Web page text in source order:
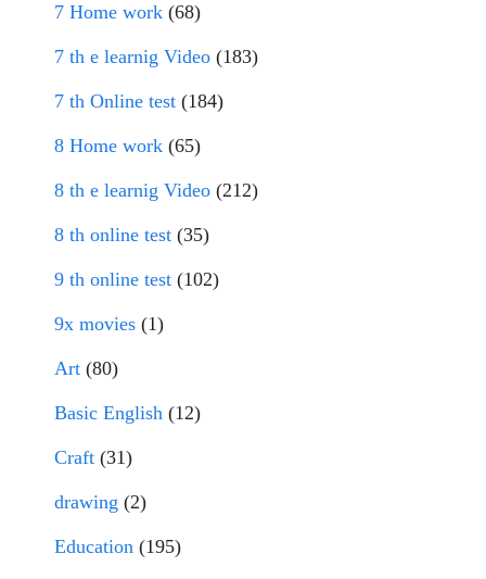
7 Home work (68)
7 th e learnig Video (183)
7 th Online test (184)
8 Home work (65)
8 th e learnig Video (212)
8 th online test (35)
9 th online test (102)
9x movies (1)
Art (80)
Basic English (12)
Craft (31)
drawing (2)
Education (195)